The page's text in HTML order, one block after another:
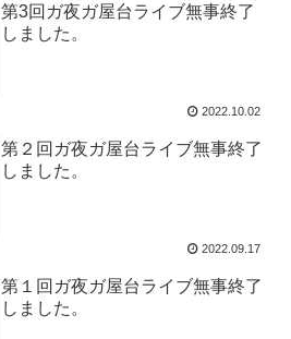
第3回ガ夜ガ屋台ライブ無事終了
しました。
2022.10.02
第２回ガ夜ガ屋台ライブ無事終了
しました。
2022.09.17
第１回ガ夜ガ屋台ライブ無事終了
しました。